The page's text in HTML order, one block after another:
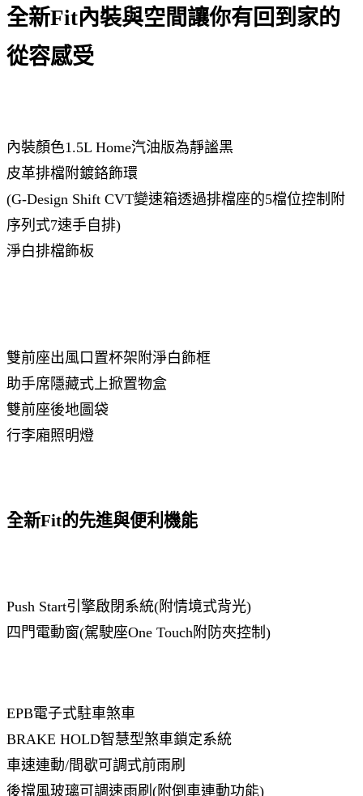
全新Fit內裝與空間讓你有回到家的
從容感受
內裝顏色1.5L Home汽油版為靜謐黑
皮革排檔附鍍鉻飾環
(G-Design Shift CVT變速箱透過排檔座的5檔位控制附
序列式7速手自排)
淨白排檔飾板
雙前座出風口置杯架附淨白飾框
助手席隱藏式上掀置物盒
雙前座後地圖袋
行李廂照明燈
全新Fit的先進與便利機能
Push Start引擎啟閉系統(附情境式背光)
四門電動窗(駕駛座One Touch附防夾控制)
EPB電子式駐車煞車
BRAKE HOLD智慧型煞車鎖定系統
車速連動/間歇可調式前雨刷
後擋風玻璃可調速雨刷(附倒車連動功能)